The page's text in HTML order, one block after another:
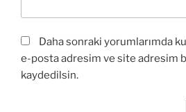
Daha sonraki yorumlarımda
e-posta adresim ve site adresim
kaydedilsin.